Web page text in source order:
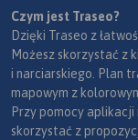
Czym jest Traseo?
Dzięki Traseo z
Możesz skorzystać z
i narciarskiego. Plan
mapowym z
Przy pomocy
skorzystać z